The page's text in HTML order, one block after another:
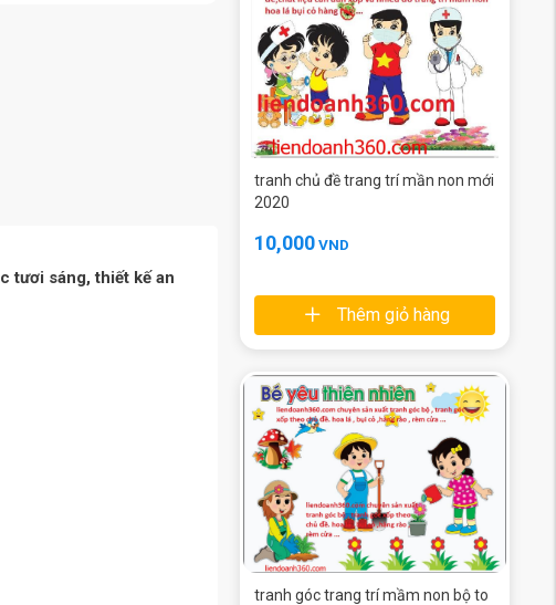
tươi sáng, thiết kế an
tranh chủ đề trang trí mần non mới
2020
10,000VND
Thêm giỏ hàng
tranh góc trang trí mầm non bộ to